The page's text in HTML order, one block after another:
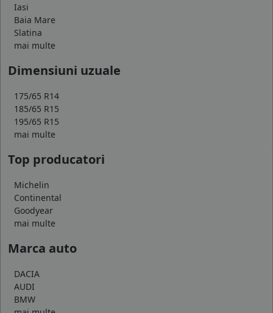
Iasi
Baia Mare
Slatina
mai multe
Dimensiuni uzuale
175/65 R14
185/65 R15
195/65 R15
mai multe
Top producatori
Michelin
Continental
Goodyear
mai multe
Marca auto
DACIA
AUDI
BMW